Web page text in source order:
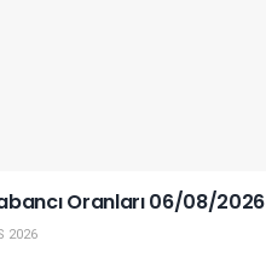
Oranları 06/08/2026
2026